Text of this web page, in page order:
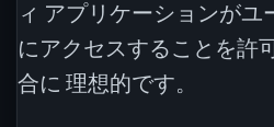
ィ アプリケーションがユ
にアクセスすることを許
合に 理想的です。